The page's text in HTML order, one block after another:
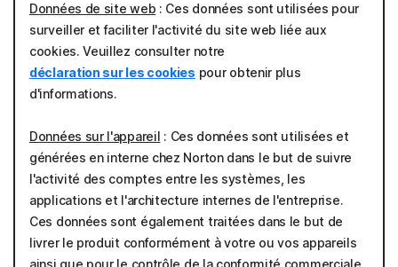
Données de site web : Ces données sont utilisées pour
surveiller et faciliter l'activité du site web liée aux
cookies. Veuillez consulter notre
déclaration sur les cookies pour obtenir plus
d'informations.
Données sur l'appareil : Ces données sont utilisées et
générées en interne chez Norton dans le but de suivre
l'activité des comptes entre les systèmes, les
applications et l'architecture internes de l'entreprise.
Ces données sont également traitées dans le but de
livrer le produit conformément à votre ou vos appareils
ainsi que pour le contrôle de la conformité commerciale,